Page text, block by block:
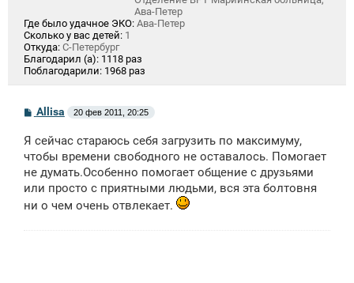
Ава-Петер
Где было удачное ЭКО: Ава-Петер
Сколько у вас детей: 1
Откуда: С-Петербург
Благодарил (а): 1118 раз
Поблагодарили: 1968 раз
С
б
щ
н
и
Allisa 20 фев 2011, 20:25
Я сейчас стараюсь себя загрузить по максимуму,
чтобы времени свободного не оставалось. Помогает
не думать.Особенно помогает общение с друзьями
или просто с приятными людьми, вся эта болтовня
ни о чем очень отвлекает.